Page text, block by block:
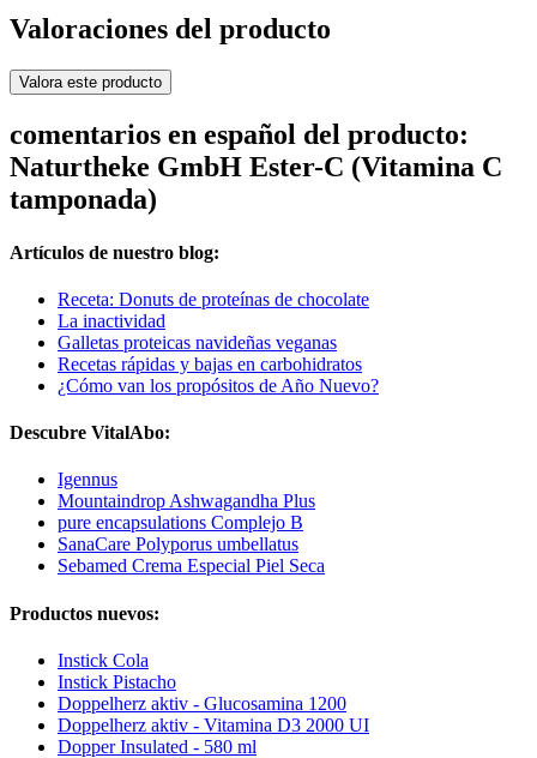
Valoraciones del producto
Valora este producto
comentarios en español del producto:
Naturtheke GmbH Ester-C (Vitamina C
tamponada)
Artículos de nuestro blog:
Receta: Donuts de proteínas de chocolate
La inactividad
Galletas proteicas navideñas veganas
Recetas rápidas y bajas en carbohidratos
¿Cómo van los propósitos de Año Nuevo?
Descubre VitalAbo:
Igennus
Mountaindrop Ashwagandha Plus
pure encapsulations Complejo B
SanaCare Polyporus umbellatus
Sebamed Crema Especial Piel Seca
Productos nuevos:
Instick Cola
Instick Pistacho
Doppelherz aktiv - Glucosamina 1200
Doppelherz aktiv - Vitamina D3 2000 UI
Dopper Insulated - 580 ml